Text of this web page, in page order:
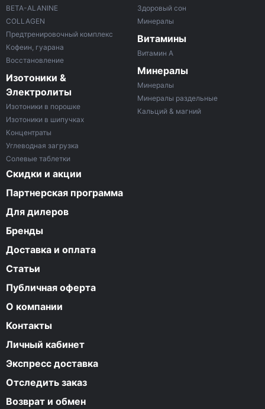
BETA-ALANINE
COLLAGEN
Предтренировочный комплекс
Кофеин, гуарана
Восстановление
Изотоники &
Электролиты
Изотоники в порошке
Изотоники в шипучках
Концентраты
Углеводная загрузка
Солевые таблетки
Здоровый сон
Минералы
Витамины
Витамин A
Минералы
Минералы
Минералы раздельные
Кальций & магний
Скидки и акции
Партнерская программа
Для дилеров
Бренды
Доставка и оплата
Статьи
Публичная оферта
О компании
Контакты
Личный кабинет
Экспресс доставка
Отследить заказ
Возврат и обмен